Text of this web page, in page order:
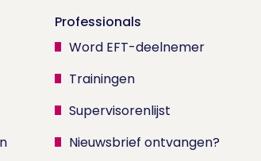
Professionals
Word EFT-deelnemer
Trainingen
Supervisorenlijst
Nieuwsbrief ontvangen?